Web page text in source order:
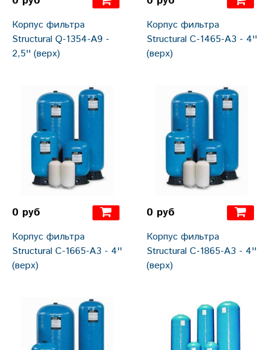
Корпус фильтра
Structural Q-1354-А9 -
2,5'' (верх)
Корпус фильтра
Structural С-1465-А3 - 4''
(верх)
0 руб
Корпус фильтра
Structural С-1665-А3 - 4''
(верх)
0 руб
Корпус фильтра
Structural С-1865-А3 - 4''
(верх)